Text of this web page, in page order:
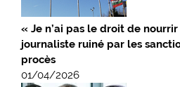
« Je n’ai pas le droit de
journaliste ruiné par les
procès
01/04/2026